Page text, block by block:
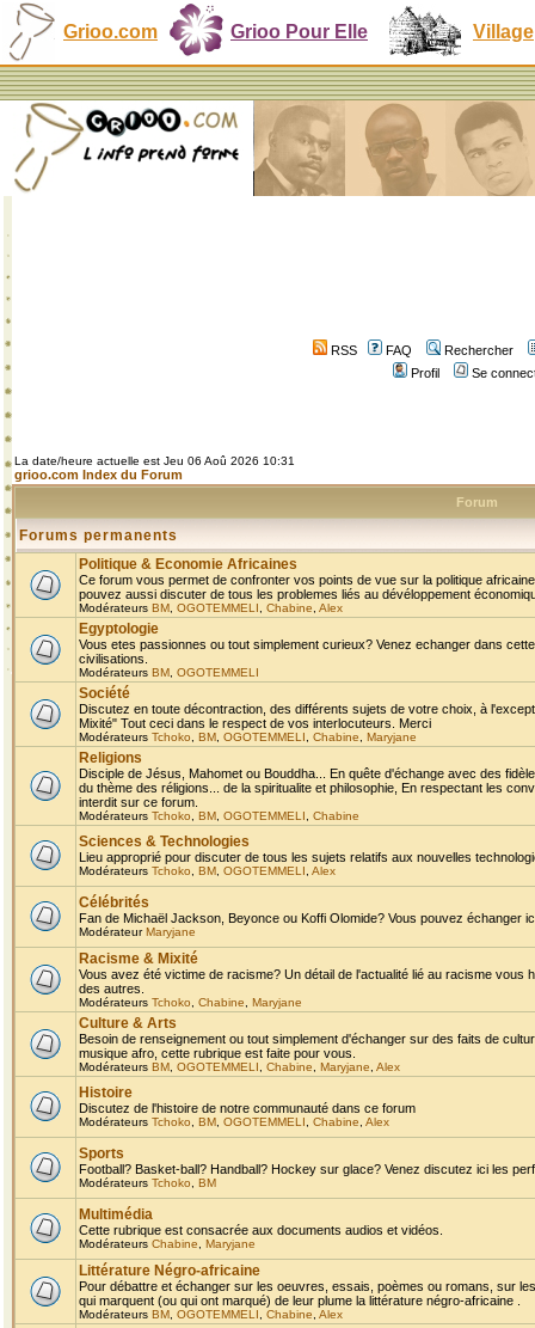
Grioo.com Grioo Pour Elle Village
RSS FAQ
Rechercher
Profil
Se
La date/heure actuelle est Jeu 06 Aoû 2026 10:31
grioo.com Index du Forum
Forum
Forums permanents
Politique & Economie Africaines
Ce forum vous permet de confronter vos points de vue sur la politique
pouvez aussi discuter de tous les problemes liés au dévéloppement
Modérateurs BM OGOTEMMELI Chabine Alex
Egyptologie
Vous etes passionnes ou tout simplement curieux? Venez echanger dans
civilisations.
Modérateurs BM OGOTEMMELI
Société
Discutez en toute décontraction, des différents sujets de votre choix, à
Mixité" Tout ceci dans le respect de vos interlocuteurs. Merci
Modérateurs Tchoko BM OGOTEMMELI Chabine Maryjane
Religions
Disciple de Jésus, Mahomet ou Bouddha... En quête d'échange avec des
du thème des réligions... de la spiritualite et philosophie, En respectant les
interdit sur ce forum.
Modérateurs Tchoko BM OGOTEMMELI Chabine
Sciences & Technologies
Lieu approprié pour discuter de tous les sujets relatifs aux nouvelles
Modérateurs Tchoko BM OGOTEMMELI Alex
Célébrités
Fan de Michaël Jackson, Beyonce ou Koffi Olomide? Vous pouvez échanger
ModérateurMaryjane
Racisme & Mixité
Vous avez été victime de racisme? Un détail de l'actualité lié au racisme
des autres.
Modérateurs Tchoko Chabine Maryjane
Culture & Arts
Besoin de renseignement ou tout simplement d'échanger sur des faits de
musique afro, cette rubrique est faite pour vous.
Modérateurs BM OGOTEMMELI Chabine Maryjane Alex
Histoire
Discutez de l'histoire de notre communauté dans ce forum
Modérateurs Tchoko BM OGOTEMMELI Chabine Alex
Sports
Football? Basket-ball? Handball? Hockey sur glace? Venez discutez ici les
Modérateurs Tchoko BM
Multimédia
Cette rubrique est consacrée aux documents audios et vidéos.
Modérateurs Chabine Maryjane
Littérature Négro-africaine
Pour débattre et échanger sur les oeuvres, essais, poèmes ou romans, sur
qui marquent (ou qui ont marqué) de leur plume la littérature négro-africaine .
Modérateurs BM OGOTEMMELI Chabine Alex